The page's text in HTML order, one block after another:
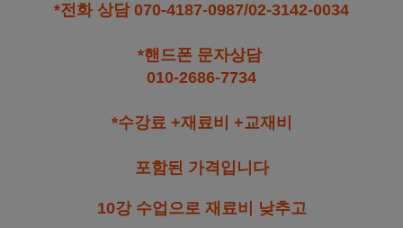
*전화 상담 070-4187-0987/02-3142-0034
*핸드폰 문자상담
010-2686-7734
*수강료 +재료비 +교재비
포함된 가격입니다
10강 수업으로 재료비 낮추고